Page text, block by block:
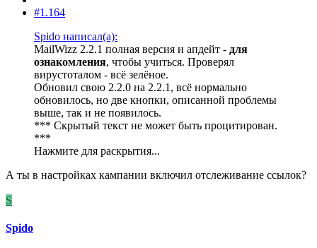
#1.164
Spido написал(а):
MailWizz 2.2.1 полная версия и апдейт - для
ознакомления, чтобы учиться. Проверял
вирустоталом - всё зелёное.
Обновил свою 2.2.0 на 2.2.1, всё нормально
обновилось, но две кнопки, описанной проблемы
выше, так и не появилось.
*** Скрытый текст не может быть процитирован.
***
Нажмите для раскрытия...
А ты в настройках кампании включил отслеживание ссылок?
S
Spido